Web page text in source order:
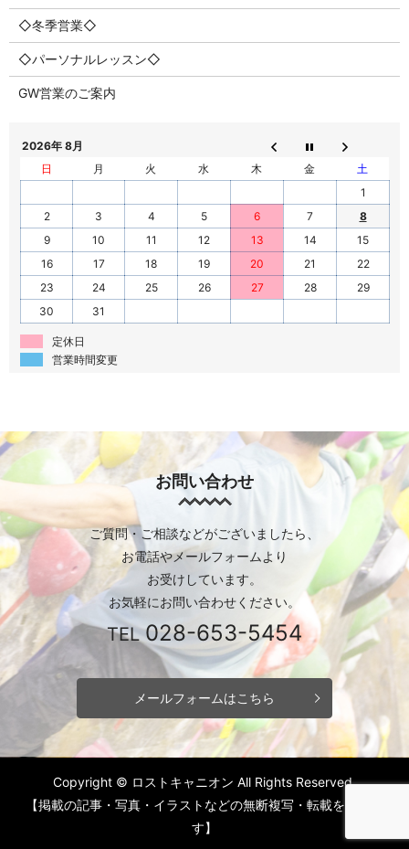
◇冬季営業◇
◇パーソナルレッスン◇
GW営業のご案内
2026年 8月
日
月 火 水 木 金
土
1
2
3 4 5 6 7
8
9
10 11 12 13 14
15
16
17 18 19 20 21
22
23
24 25 26 27 28
29
30
31
定休日
営業時間変更
お問い合わせ
ご質問・ご相談などがございましたら、
お電話やメールフォームより
お受けしています。
お気軽にお問い合わせください。
TEL028-653-5454
メールフォームはこちら
Copyright © ロストキャニオン All Rights Reserved.
【掲載の記事・写真・イラストなどの無断複写・転載を禁じま
す】